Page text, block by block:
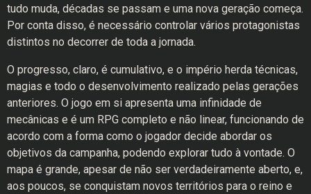
tudo muda, décadas se passam e uma nova geração começa.
Por conta disso, é necessário controlar vários protagonistas
distintos no decorrer de toda a jornada.
O progresso, claro, é cumulativo, e o império herda técnicas,
magias e todo o desenvolvimento realizado pelas gerações
anteriores. O jogo em si apresenta uma infinidade de
mecânicas e é um RPG completo e não linear, funcionando de
acordo com a forma como o jogador decide abordar os
objetivos da campanha, podendo explorar tudo à vontade. O
mapa é grande, apesar de não ser verdadeiramente aberto, e,
aos poucos, se conquistam novos territórios para o reino e